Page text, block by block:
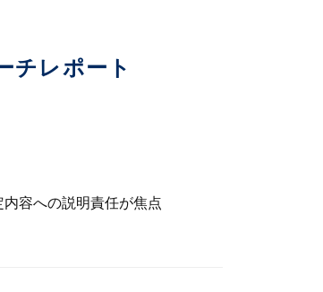
チレポート
容への説明責任が焦点